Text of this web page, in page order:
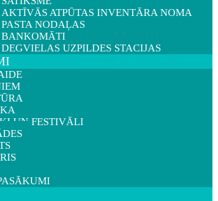
AKTĪVĀS ATPŪTAS INVENTĀRA NOMA
PASTA NODAĻAS
BANKOMĀTI
DEGVIELAS UZPILDES STACIJAS
UN FESTIVĀLI